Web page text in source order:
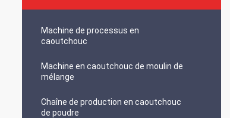
Machine de processus en
caoutchouc
Machine en caoutchouc de moulin de
mélange
Chaîne de production en caoutchouc
de poudre